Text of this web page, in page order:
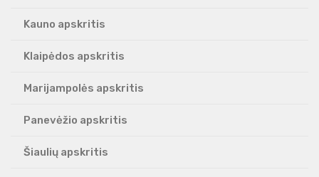
Kauno apskritis
Klaipėdos apskritis
Marijampolės apskritis
Panevėžio apskritis
Šiaulių apskritis